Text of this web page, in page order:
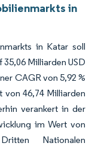
in
in Katar soll
Milliarden USD
CAGR von 5,92 %
von 46,74 Milliarden
verankert in der
im Wert von
Nationalen